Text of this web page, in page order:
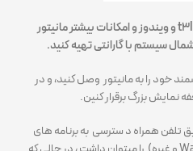
مقایسه مانیتور اندروید t3l و ویندوز و امکانات بیشتر مانیتور
سیستم با گارانتی تهیه کنید.
خود را به مانیتور وصل کنید، و در
نمایش بزرگ برقرار کنین.
تلفن همراه د سترسی به برنامه های